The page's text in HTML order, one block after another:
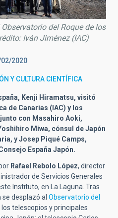
del Roque de los
Iván Jiménez (IAC)
2020
Y CULTURA CIENTÍFICA
Kenji Hiramatsu, visitó
de Canarias (IAC) y los
con Masahiro Aoki,
Miwa, cónsul de Japón
y Josep Piqué Camps,
España Japón.
Rafael Rebolo López, director
de Servicios Generales
Instituto, en La Laguna. Tras
se desplazó al Observatorio del
telescopios y principales